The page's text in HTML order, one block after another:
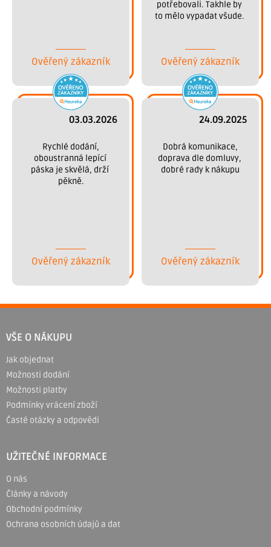
Ověřený zákazník
potřebovali. Takhle by
to mělo vypadat všude.
Ověřený zákazník
03.03.2026
oboustranná lepící
páska je skvělá, drží
pěkně.
Ověřený zákazník
24.09.2025
doprava dle domluvy,
dobré rady k nákupu
Ověřený zákazník
á
a
VŠE O NÁKUPU
Jak objednat
Možnosti dodání
Možnosti platby
Podmínky vrácení zboží
Časté otázky a odpovědi
UŽITEČNÉ INFORMACE
O nás
Články a návody
Obchodní podmínky
Ochrana osobních údajů a dat